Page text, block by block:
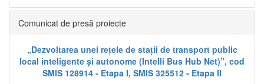
Comunicat de presă proiecte
„Dezvoltarea unei rețele de stații de transport public
local inteligente și autonome (Intelli Bus Hub Net)”, cod
SMIS 128914 - Etapa I, SMIS 325512 - Etapa II